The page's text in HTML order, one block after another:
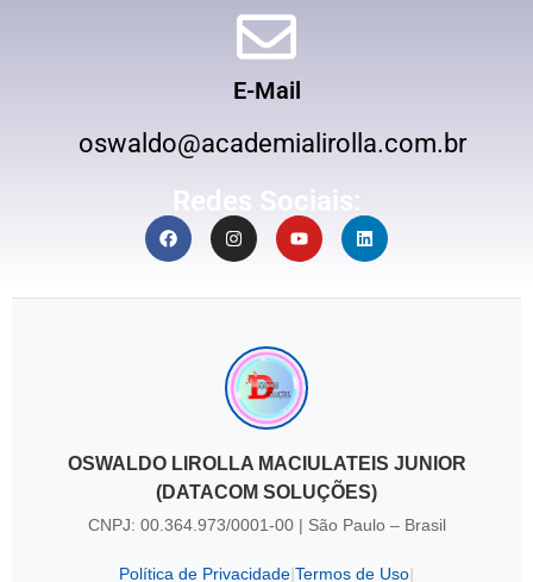
E-Mail
oswaldo@academialirolla.com.br
Redes Sociais:
OSWALDO LIROLLA MACIULATEIS JUNIOR
(DATACOM SOLUÇÕES)
CNPJ: 00.364.973/0001-00 | São Paulo – Brasil
Política de Privacidade Termos de Uso